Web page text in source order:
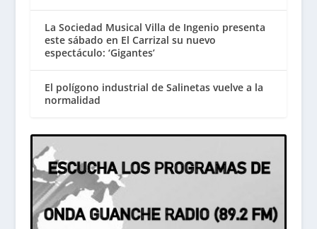
La Sociedad Musical Villa de Ingenio presenta
este sábado en El Carrizal su nuevo
espectáculo: ‘Gigantes’
El polígono industrial de Salinetas vuelve a la
normalidad